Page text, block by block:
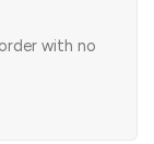
with no